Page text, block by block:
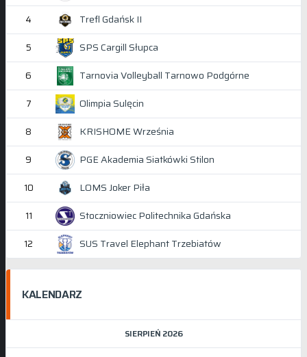
4 Trefl Gdańsk II
5 SPS Cargill Słupca
6 Tarnovia Volleyball Tarnowo Podgórne
7 Olimpia Sulęcin
8 KRISHOME Września
9 PGE Akademia Siatkówki Stilon
10 LOMS Joker Piła
11 Stoczniowiec Politechnika Gdańska
12 SUS Travel Elephant Trzebiatów
KALENDARZ
SIERPIEŃ 2026